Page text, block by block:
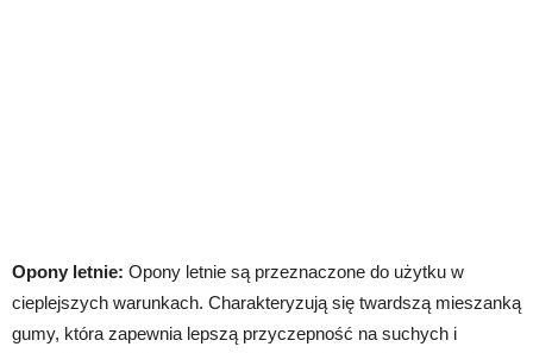
Opony letnie: Opony letnie są przeznaczone do użytku w
cieplejszych warunkach. Charakteryzują się twardszą mieszanką
gumy, która zapewnia lepszą przyczepność na suchych i